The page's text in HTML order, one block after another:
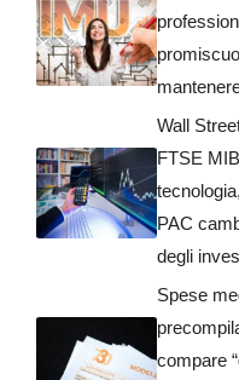
Wall
FTSE
PAC
degli
Spese
compare